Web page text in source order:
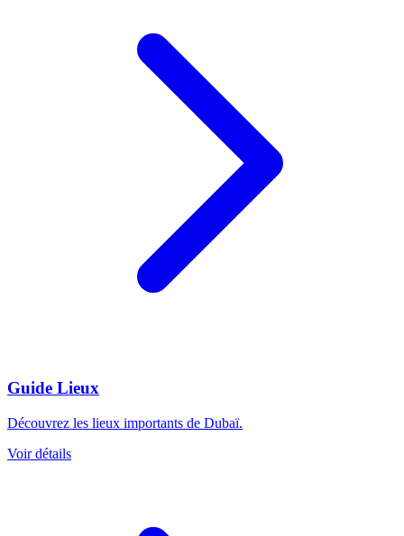
Guide Lieux
Découvrez les lieux importants de Dubaï.
Voir détails